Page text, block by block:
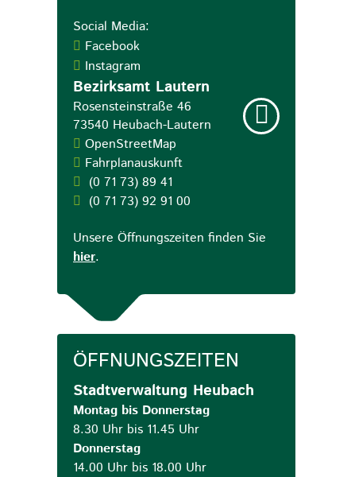
Social Media:
Facebook
Instagram
Bezirksamt Lautern
Rosensteinstraße 46
73540 Heubach-Lautern
OpenStreetMap
Fahrplanauskunft
(0 71 73) 89 41
(0 71 73) 92 91 00
Unsere Öffnungszeiten finden Sie
hier.
ÖFFNUNGSZEITEN
Stadtverwaltung Heubach
Montag bis Donnerstag
8.30 Uhr bis 11.45 Uhr
Donnerstag
14.00 Uhr bis 18.00 Uhr